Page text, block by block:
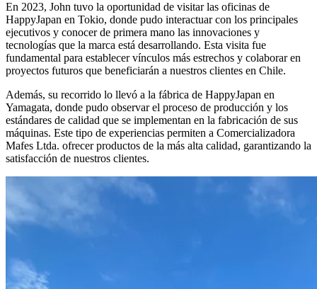
En 2023, John tuvo la oportunidad de visitar las oficinas de
HappyJapan en Tokio, donde pudo interactuar con los principales
ejecutivos y conocer de primera mano las innovaciones y
tecnologías que la marca está desarrollando. Esta visita fue
fundamental para establecer vínculos más estrechos y colaborar en
proyectos futuros que beneficiarán a nuestros clientes en Chile.
Además, su recorrido lo llevó a la fábrica de HappyJapan en
Yamagata, donde pudo observar el proceso de producción y los
estándares de calidad que se implementan en la fabricación de sus
máquinas. Este tipo de experiencias permiten a Comercializadora
Mafes Ltda. ofrecer productos de la más alta calidad, garantizando la
satisfacción de nuestros clientes.